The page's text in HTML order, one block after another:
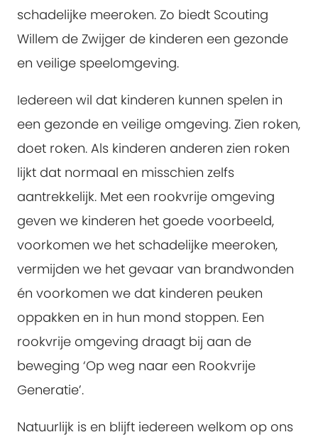
schadelijke meeroken. Zo biedt Scouting
Willem de Zwijger de kinderen een gezonde
en veilige speelomgeving.
Iedereen wil dat kinderen kunnen spelen in
een gezonde en veilige omgeving. Zien roken,
doet roken. Als kinderen anderen zien roken
lijkt dat normaal en misschien zelfs
aantrekkelijk. Met een rookvrije omgeving
geven we kinderen het goede voorbeeld,
voorkomen we het schadelijke meeroken,
vermijden we het gevaar van brandwonden
én voorkomen we dat kinderen peuken
oppakken en in hun mond stoppen. Een
rookvrije omgeving draagt bij aan de
beweging ‘Op weg naar een Rookvrije
Generatie’.
Natuurlijk is en blijft iedereen welkom op ons